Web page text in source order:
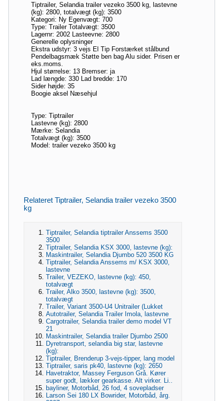
Tiptrailer, Selandia trailer vezeko 3500 kg, lastevne
(kg): 2800, totalvægt (kg): 3500
Kategori: Ny Egenvægt: 700
Type: Trailer Totalvægt: 3500
Lagernr: 2002 Lasteevne: 2800
Generelle oplysninger
Ekstra udstyr: 3 vejs El Tip Forstærket stålbund
Pendelbagsmæk Støtte ben bag Alu sider. Prisen er
eks.moms.
Hjul størrelse: 13 Bremser: ja
Lad længde: 330 Lad bredde: 170
Sider højde: 35
Boogie aksel Næsehjul
Type: Tiptrailer
Lastevne (kg): 2800
Mærke: Selandia
Totalvægt (kg): 3500
Model: trailer vezeko 3500 kg
Relateret Tiptrailer, Selandia trailer vezeko 3500
kg
Tiptrailer, Selandia tiptrailer Anssems 3500
3500
Tiptrailer, Selandia KSX 3000, lastevne (kg):
Maskintrailer, Selandia Djumbo 520 3500 KG
Tiptrailer, Selandia Anssems m/ KSX 3000,
lastevne
Trailer, VEZEKO, lastevne (kg): 450,
totalvægt
Trailer, Alko 3500, lastevne (kg): 3500,
totalvægt
Trailer, Variant 3500-U4 Unitrailer (Lukket
Autotrailer, Selandia Trailer Imola, lastevne
Cargotrailer, Selandia trailer demo model VT
21
Maskintrailer, Selandia trailer Djumbo 2500
Dyretransport, selandia big star, lastevne
(kg):
Tiptrailer, Brenderup 3-vejs-tipper, lang model
Tiptrailer, saris pk40, lastevne (kg): 2650
Havetraktor, Massey Ferguson Grå. Kører
super godt, lækker gearkasse. Alt virker. Li..
bayliner, Motorbåd, 26 fod, 4 sovepladser
Larson Sei 180 LX Bowrider, Motorbåd, årg.